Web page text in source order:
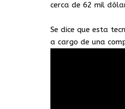
cerca de 62 mil
Se dice que esta
a cargo de una